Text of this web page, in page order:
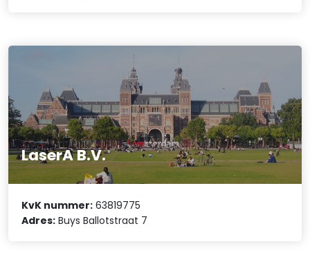
LaserA B.V.
KvK nummer: 63819775
Adres: Buys Ballotstraat 7